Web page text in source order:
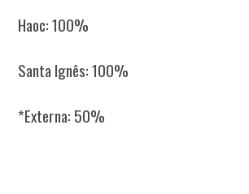
Haoc: 100%
Santa Ignês: 100%
*Externa: 50%